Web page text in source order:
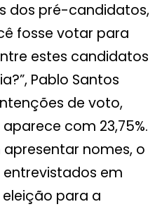
dos pré-candidatos,
fosse votar para
estes candidatos
Pablo Santos
de voto,
com 23,75%.
nomes, o
em
para a